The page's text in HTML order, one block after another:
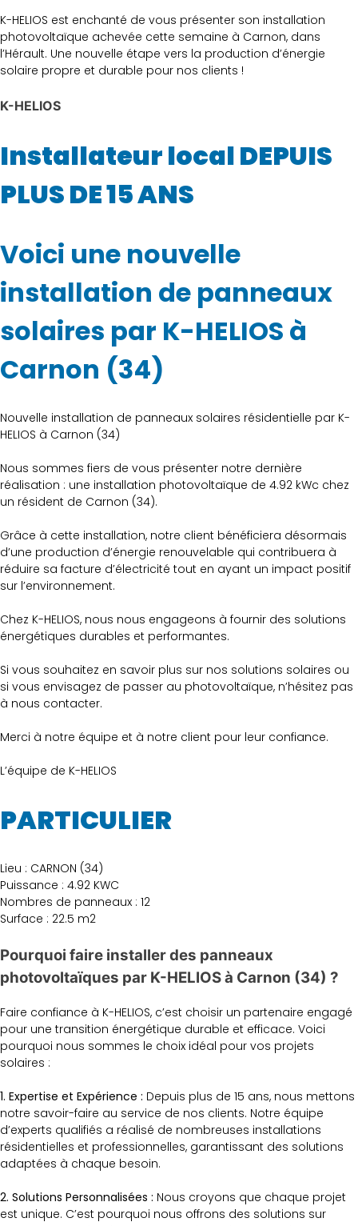
K-HELIOS est enchanté de vous présenter son installation
photovoltaïque achevée cette semaine à Carnon, dans
l’Hérault. Une nouvelle étape vers la production d’énergie
solaire propre et durable pour nos clients !
K-HELIOS
Installateur local DEPUIS
PLUS DE 15 ANS
Voici une nouvelle
installation de panneaux
solaires par K-HELIOS à
Carnon (34)
Nouvelle installation de panneaux solaires résidentielle par K-
HELIOS à Carnon (34)
Nous sommes fiers de vous présenter notre dernière
réalisation : une installation photovoltaïque de 4.92 kWc chez
un résident de Carnon (34).
Grâce à cette installation, notre client bénéficiera désormais
d’une production d’énergie renouvelable qui contribuera à
réduire sa facture d’électricité tout en ayant un impact positif
sur l’environnement.
Chez K-HELIOS, nous nous engageons à fournir des solutions
énergétiques durables et performantes.
Si vous souhaitez en savoir plus sur nos solutions solaires ou
si vous envisagez de passer au photovoltaïque, n’hésitez pas
à nous contacter.
Merci à notre équipe et à notre client pour leur confiance.
L’équipe de K-HELIOS
PARTICULIER
Lieu : CARNON (34)
Puissance : 4.92 KWC
Nombres de panneaux : 12
Surface : 22.5 m2
Pourquoi faire installer des panneaux
photovoltaïques par K-HELIOS à Carnon (34) ?
Faire confiance à K-HELIOS, c’est choisir un partenaire engagé
pour une transition énergétique durable et efficace. Voici
pourquoi nous sommes le choix idéal pour vos projets
solaires :
1. Expertise et Expérience : Depuis plus de 15 ans, nous mettons
notre savoir-faire au service de nos clients. Notre équipe
d’experts qualifiés a réalisé de nombreuses installations
résidentielles et professionnelles, garantissant des solutions
adaptées à chaque besoin.
2. Solutions Personnalisées : Nous croyons que chaque projet
est unique. C’est pourquoi nous offrons des solutions sur